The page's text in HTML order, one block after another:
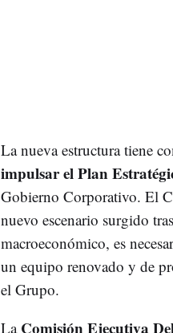
La nueva estructura tiene
impulsar el Plan
Gobierno Corporativo. El
nuevo escenario surgido
macroeconómico, es
un equipo renovado y de
el Grupo.
LaComisión Ejecutiva